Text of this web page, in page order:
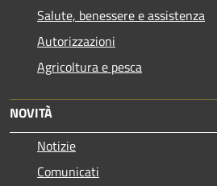
Salute, benessere e assistenza
Autorizzazioni
Agricoltura e pesca
NOVITÀ
Notizie
Comunicati